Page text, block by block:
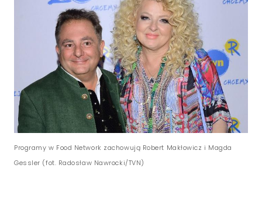
Programy w Food Network zachowują Robert Makłowicz i Magda
Gessler (fot. Radosław Nawrocki/TVN)